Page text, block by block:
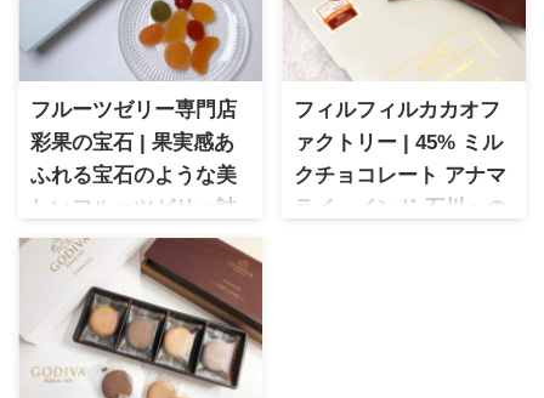
フルーツゼリー専門店
彩果の宝石 | 果実感あ
ふれる宝石のような美
しいフルーツゼリー詰
合せ
1993年に彩果の宝石として誕
生した1953年創業のフルーツ
ゼリー専門店。宝石のように
彩りある美しいゼリーは果実
感たっぷり＆豊富なフレーバ
フィルフィルカカオフ
ァクトリー | 45% ミル
クチョコレート アナマ
ライ・インド 石川への